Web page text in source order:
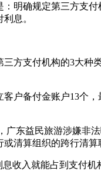
明确规定第三方支
息。
方支付机构的3大种
备付金账户13个，
东益民旅游涉嫌非
清算组织的跨行清算
入就能占到支付机